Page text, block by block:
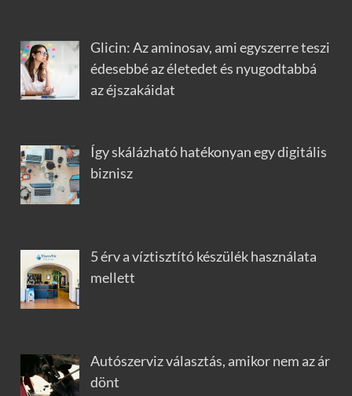
Glicin: Az aminosav, ami egyszerre teszi
édesebbé az életedet és nyugodtabbá
az éjszakáidat
Így skálázható hatékonyan egy digitális
biznisz
5 érv a víztisztító készülék használata
mellett
Autószerviz választás, amikor nem az ár
dönt